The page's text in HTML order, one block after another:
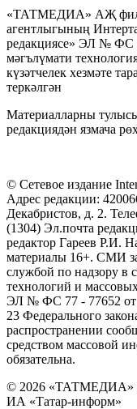
«ТАТМЕДИА» АҖ
агентлыгының
редакциясе» ЭЛ № ФС
мәгълүмати
күзәтчелек хезмәте
теркәлгән
Материалларны
редакциядән язмача
© Сетевое издание
Адрес редакции:
Декабристов, д. 2.
(1304) Эл.почта
редактор Гареев Р.И.
материалы 16+. СМИ
службой по надзору в
технологий и
ЭЛ № ФС 77 - 77652 от
23 Федерального
распространении
средством массовой
обязательна.
© 2026 «ТАТМЕДИА»
ИА «Татар-информ»